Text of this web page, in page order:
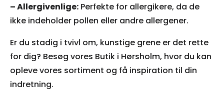
– Allergivenlige: Perfekte for allergikere, da de
ikke indeholder pollen eller andre allergener.
Er du stadig i tvivl om, kunstige grene er det rette
for dig? Besøg vores Butik i Hørsholm, hvor du kan
opleve vores sortiment og få inspiration til din
indretning.